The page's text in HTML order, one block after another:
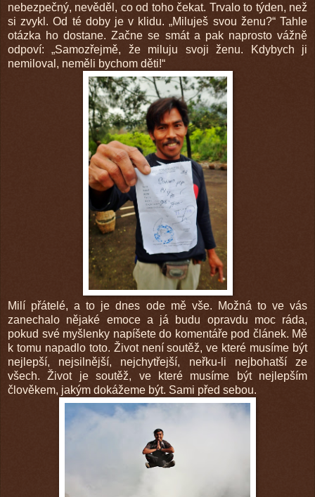
nebezpečný, nevěděl, co od toho čekat. Trvalo to týden, než
si zvykl. Od té doby je v klidu. „Miluješ svou ženu?“ Tahle
otázka ho dostane. Začne se smát a pak naprosto vážně
odpoví: „Samozřejmě, že miluju svoji ženu. Kdybych ji
nemiloval, neměli bychom děti!“
Milí přátelé, a to je dnes ode mě vše. Možná to ve vás
zanechalo nějaké emoce a já budu opravdu moc ráda,
pokud své myšlenky napíšete do komentáře pod článek. Mě
k tomu napadlo toto. Život není soutěž, ve které musíme být
nejlepší, nejsilnější, nejchytřejší, neřku-li nejbohatší ze
všech. Život je soutěž, ve které musíme být nejlepším
člověkem, jakým dokážeme být. Sami před sebou.